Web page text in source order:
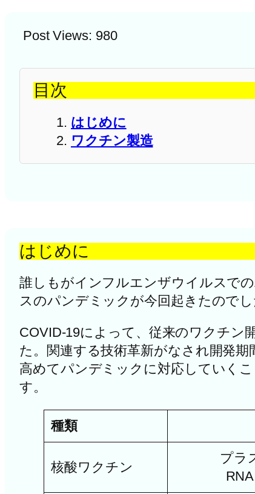
Post Views: 980
目次
はじめに
ワクチン製造
はじめに
誰しもがインフルエンザウイルスで
スのパンデミックが今回起きたので
COVID-19によって、従来のワクチン
た。関連する技術革新がなされ開発
高めてパンデミックに対応していく
す。
種類
核酸ワクチン
プラ